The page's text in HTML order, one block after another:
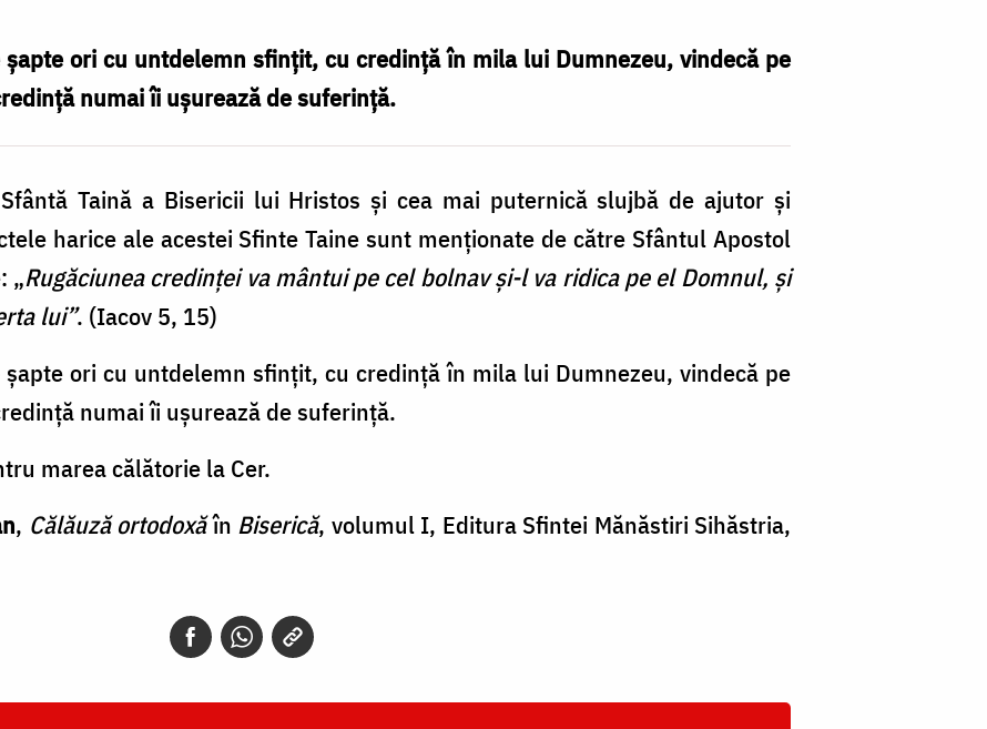
ori cu untdelemn sfinţit, cu credinţă în mila lui Dumnezeu, vindecă pe
numai îi uşurează de suferinţă.
Taină a Bisericii lui Hristos şi cea mai puternică slujbă de ajutor şi
harice ale acestei Sfinte Taine sunt menţionate de către Sfântul Apostol
„Rugăciunea credinţei va mântui pe cel bolnav şi-l va ridica pe el Domnul, şi
lui”. (Iacov 5, 15)
ori cu untdelemn sfinţit, cu credinţă în mila lui Dumnezeu, vindecă pe
numai îi uşurează de suferinţă.
marea călătorie la Cer.
, Călăuză ortodoxăîn Biserică, volumul I, Editura Sfintei Mănăstiri Sihăstria,